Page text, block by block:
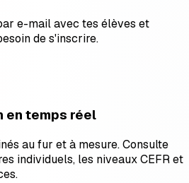
e-mail avec tes élèves et
de s'inscrire.
en temps réel
au fur et à mesure. Consulte
individuels, les niveaux CEFR et